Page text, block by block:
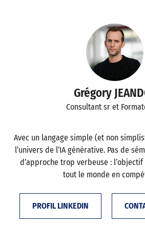
Grégory
Consultant sr et
Avec un langage simple (et non
l’univers de l’IA générative. Pas de
d’approche trop verbeuse :
tout le monde en
PROFIL LINKEDIN